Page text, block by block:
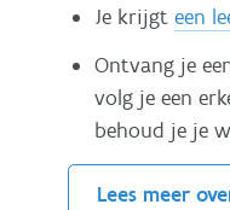
Je krijgt een
Ontvang je
volg je een
behoud je je
Lees meer